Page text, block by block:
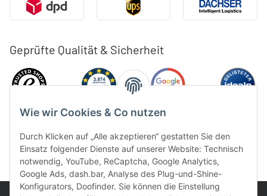
Wie wir Cookies & Co nutzen
Durch Klicken auf „Alle akzeptieren“ gestatten Sie den
Einsatz folgender Dienste auf unserer Website: Technisch
notwendig, YouTube, ReCaptcha, Google Analytics,
Google Ads, dash.bar, Analyse des Plug-und-Shine-
Konfigurators, Doofinder. Sie können die Einstellung
Geprüfte Qualität & Sicherheit